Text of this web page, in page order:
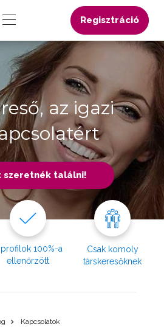
Regisztráció
az igazi
szeretnék találni!
100%-a
ellenőrzött
Csak komoly
társkeresőknek
Kapcsolatok